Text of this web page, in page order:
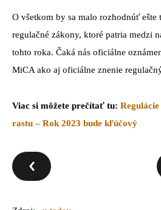
O všetkom by sa malo rozhodnúť ešte
regulačné zákony, ktoré patria medzi
tohto roka. Čaká nás oficiálne
MiCA ako aj oficiálne znenie
Viac si môžete prečítať tu:
rastu – Rok 2023 bude kľúčový